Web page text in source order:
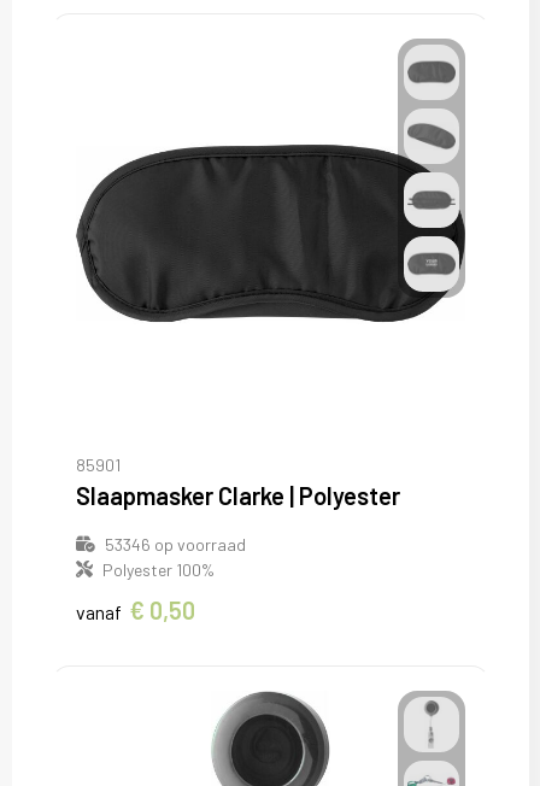
85901
Slaapmasker Clarke | Polyester
53346 op voorraad
Polyester 100%
vanaf € 0,50